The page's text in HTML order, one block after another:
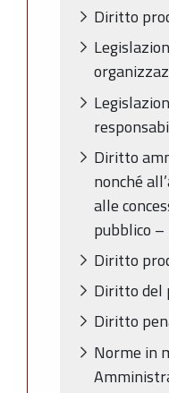
Diritto
Diritto
nonché
alle
pubblico
Diritto
Diritto del
Diritto
Norme in